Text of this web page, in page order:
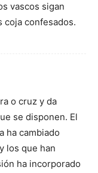
vascos sigan
coja confesados.
o cruz y da
se disponen. El
ha cambiado
los que han
ha incorporado